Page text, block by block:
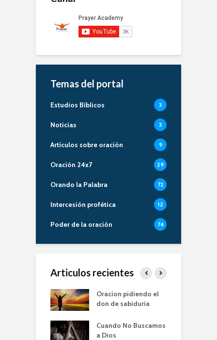
Temas del portal
Estudios Bíblicos 3
Noticias 3
Artículos sobre oración 9
Oración 24x7 29
Orando la Palabra 72
Intercesión profética 12
Poder de la oración 74
Articulos recientes
Oracion pidiendo el
don de sabiduria
Cuando No Buscamos
a Dios